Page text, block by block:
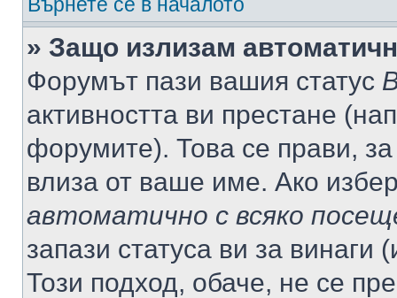
» Защо излизам
Форумът пази вашия статус
активността ви престане
форумите). Това се прави,
влиза от ваше име. Ако
автоматично с всяко
запази статуса ви за винаги
Този подход, обаче, не се